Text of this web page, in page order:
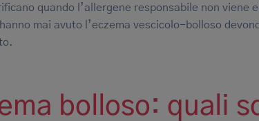
quando l’allergene responsabile non viene
mai avuto l’eczema vescicolo-bolloso
bolloso: quali